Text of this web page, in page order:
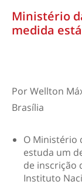
Ministério
medida
PorWellton
Brasília
O Ministério
estuda um
de inscrição
Instituto